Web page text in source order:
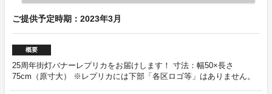
ご提供予定時期：2023年3月
概要
25周年街灯バナーレプリカをお届けします！ 寸法：幅50×長さ
75cm（原寸大） ※レプリカには下部「各区ロゴ等」はありません。